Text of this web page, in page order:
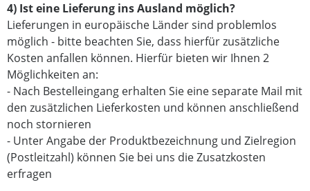
4) Ist eine Lieferung ins Ausland möglich?
Lieferungen in europäische Länder sind problemlos
möglich - bitte beachten Sie, dass hierfür zusätzliche
Kosten anfallen können. Hierfür bieten wir Ihnen 2
Möglichkeiten an:
- Nach Bestelleingang erhalten Sie eine separate Mail mit
den zusätzlichen Lieferkosten und können anschließend
noch stornieren
- Unter Angabe der Produktbezeichnung und Zielregion
(Postleitzahl) können Sie bei uns die Zusatzkosten
erfragen